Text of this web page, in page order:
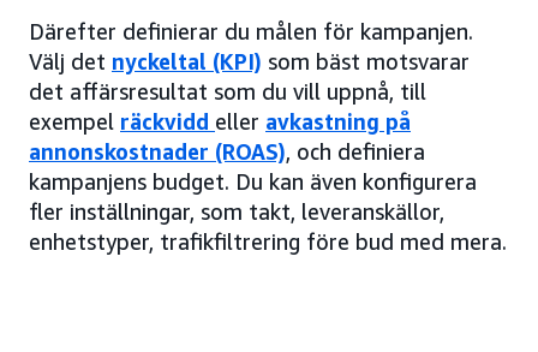
Därefter definierar du målen för kampanjen.
Välj det nyckeltal (KPI) som bäst motsvarar
det affärsresultat som du vill uppnå, till
exempel räckvidd eller avkastning på
annonskostnader (ROAS), och definiera
kampanjens budget. Du kan även konfigurera
fler inställningar, som takt, leveranskällor,
enhetstyper, trafikfiltrering före bud med mera.